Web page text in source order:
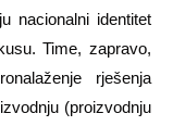
nacionalni identitet
Time, zapravo,
rješenja
(proizvodnju